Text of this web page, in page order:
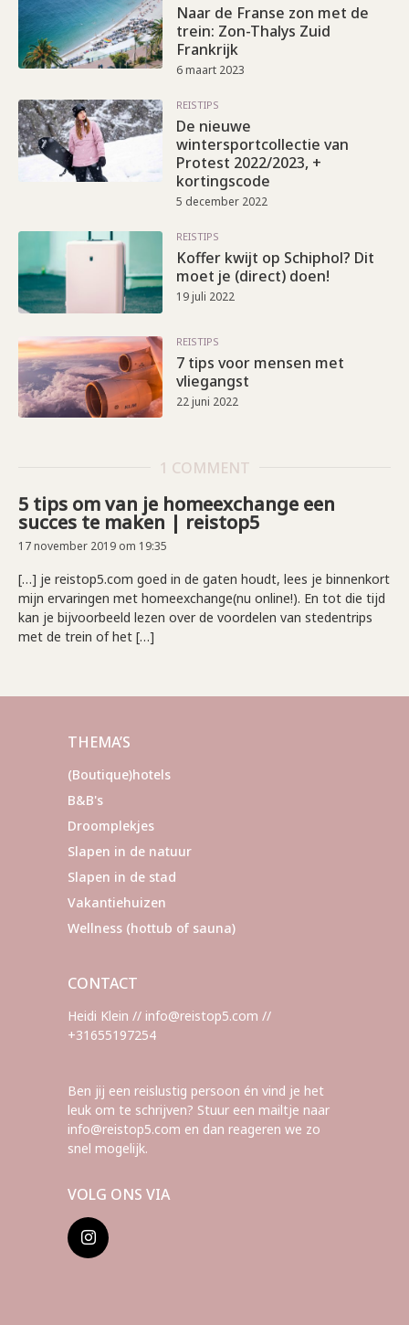
Naar de Franse zon met de
trein: Zon-Thalys Zuid
Frankrijk
6 maart 2023
REISTIPS
De nieuwe
wintersportcollectie van
Protest 2022/2023, +
kortingscode
5 december 2022
REISTIPS
Koffer kwijt op Schiphol? Dit
moet je (direct) doen!
19 juli 2022
REISTIPS
7 tips voor mensen met
vliegangst
22 juni 2022
1 COMMENT
5 tips om van je homeexchange een
succes te maken | reistop5
17 november 2019 om 19:35
[…] je reistop5.com goed in de gaten houdt, lees je binnenkort
mijn ervaringen met homeexchange(nu online!). En tot die tijd
kan je bijvoorbeeld lezen over de voordelen van stedentrips
met de trein of het […]
THEMA’S
(Boutique)hotels
B&B's
Droomplekjes
Slapen in de natuur
Slapen in de stad
Vakantiehuizen
Wellness (hottub of sauna)
CONTACT
Heidi Klein // info@reistop5.com //
+31655197254
Ben jij een reislustig persoon én vind je het
leuk om te schrijven? Stuur een mailtje naar
info@reistop5.com en dan reageren we zo
snel mogelijk.
VOLG ONS VIA